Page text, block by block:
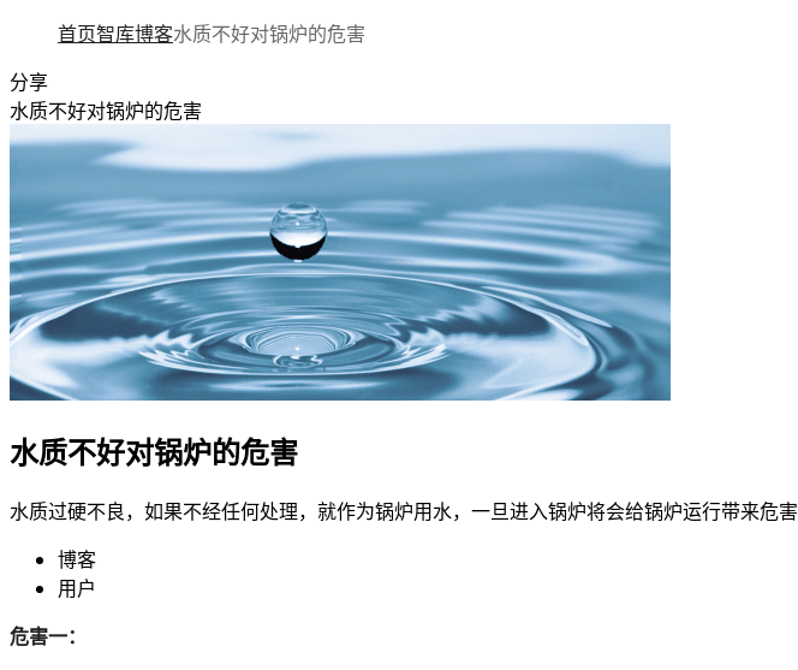
首页智库博客水质不好对锅炉的危害
分享
水质不好对锅炉的危害
水质不好对锅炉的危害
水质过硬不良，如果不经任何处理，就作为锅炉用水，一旦进入锅炉将会给锅炉运行带来危害
博客
用户
危害一：